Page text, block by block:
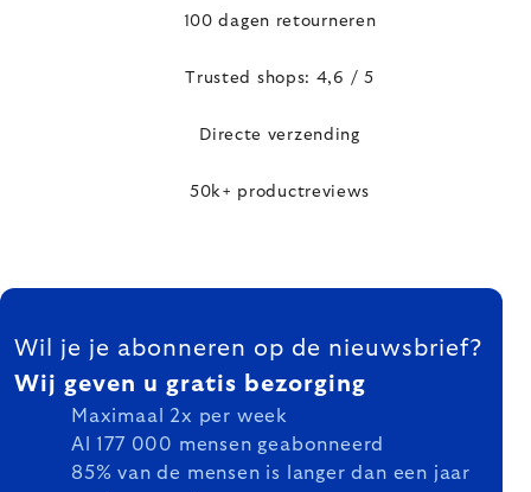
100 dagen retourneren
Trusted shops: 4,6 / 5
Directe verzending
50k+ productreviews
FOOTER
Wil je je abonneren op de nieuwsbrief?
Wij geven u gratis bezorging
Maximaal 2x per week
Al 177 000 mensen geabonneerd
85% van de mensen is langer dan een jaar